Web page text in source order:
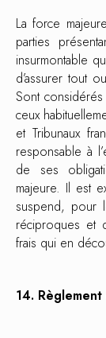
La force
parties
insurmontable
d’assurer tout
Sont
ceux
et Tribunaux
responsable à
de ses
majeure. Il est
suspend, pour
réciproques et
frais qui en
14.